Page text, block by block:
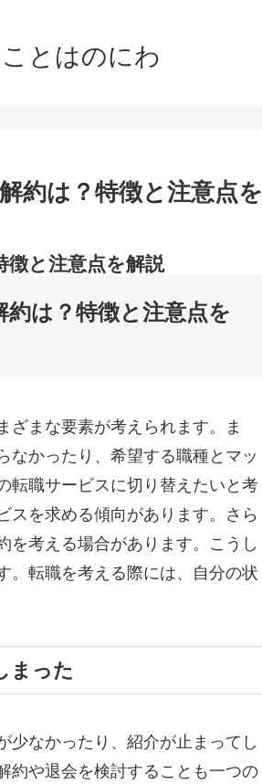
ことはのにわ
約は？特徴と注意点を
徴と注意点を解説
は？特徴と注意点を
ざまな要素が考えられます。ま
なかったり、希望する職種とマッ
転職サービスに切り替えたいと考
スを求める傾向があります。さら
を考える場合があります。こうし
。転職を考える際には、自分の状
まった
少なかったり、紹介が止まってし
約や退会を検討することも一つの